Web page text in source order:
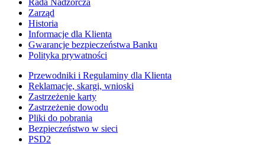
Zarząd
Historia
Informacje dla Klienta
Gwarancje bezpieczeństwa Banku
Polityka prywatności
Przewodniki i Regulaminy dla Klienta
Reklamacje, skargi, wnioski
Zastrzeżenie karty
Zastrzeżenie dowodu
Pliki do pobrania
Bezpieczeństwo w sieci
PSD2